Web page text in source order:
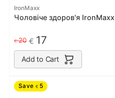
IronMaxx
Чоловіче здоров'я
€20 € 17
Add to Cart
Save € 5